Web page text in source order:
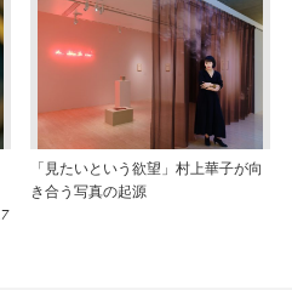
「見たいという欲望」村上華子が向
き合う写真の起源